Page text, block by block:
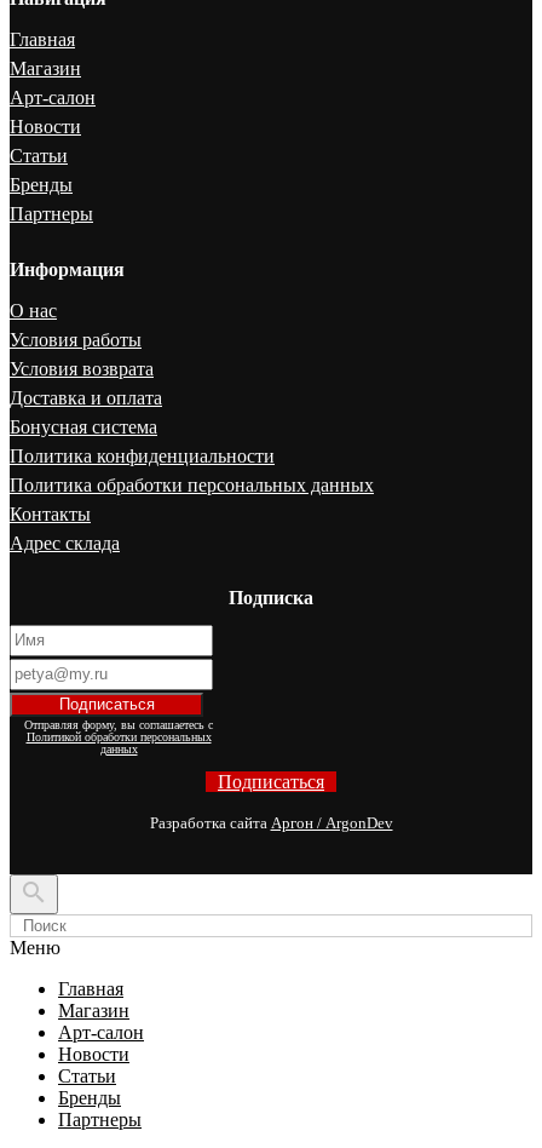
Главная
Магазин
Арт-салон
Новости
Статьи
Бренды
Партнеры
Информация
О нас
Условия работы
Условия возврата
Доставка и оплата
Бонусная система
Политика конфиденциальности
Политика обработки персональных данных
Контакты
Адрес склада
Подписка
Отправляя форму, вы соглашаетесь с
Политикой обработки персональных
данных
Подписаться
Разработка сайта Аргон / ArgonDev

Меню
Главная
Магазин
Арт-салон
Новости
Статьи
Бренды
Партнеры